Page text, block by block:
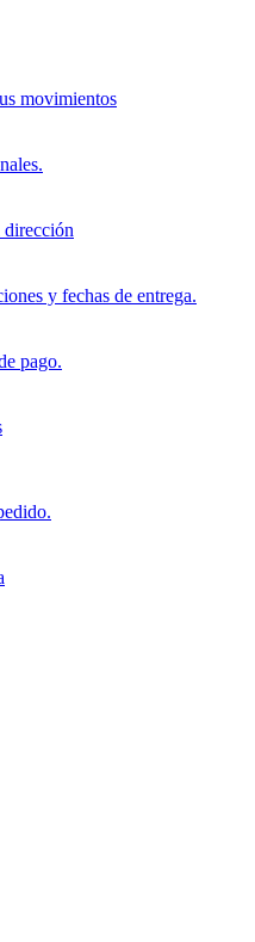
movimientos
dirección
y fechas de entrega.
pago.